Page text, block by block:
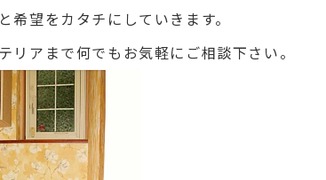
望をカタチにしていきます。
アまで何でもお気軽にご相談下さい。